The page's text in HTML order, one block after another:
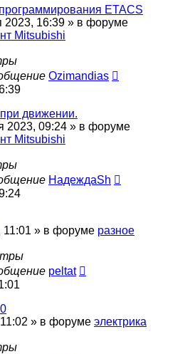
ETACS
2023, 16:39 » в форуме
Mitsubishi
Ozimandias
движении.
2023, 09:24 » в форуме
Mitsubishi
НадеждаSh
11:01 » в форуме разное
peltat
» в форуме электрика